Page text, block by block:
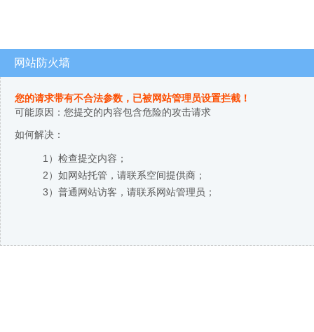
网站防火墙
您的请求带有不合法参数，已被网站管理员设置拦截！
可能原因：您提交的内容包含危险的攻击请求
如何解决：
1）检查提交内容；
2）如网站托管，请联系空间提供商；
3）普通网站访客，请联系网站管理员；